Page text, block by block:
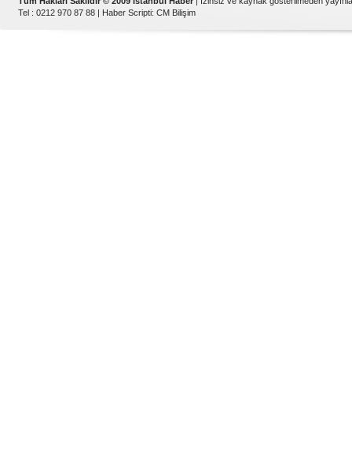
Tel : 0212 970 87 88 | Haber Scripti: CM Bilişim